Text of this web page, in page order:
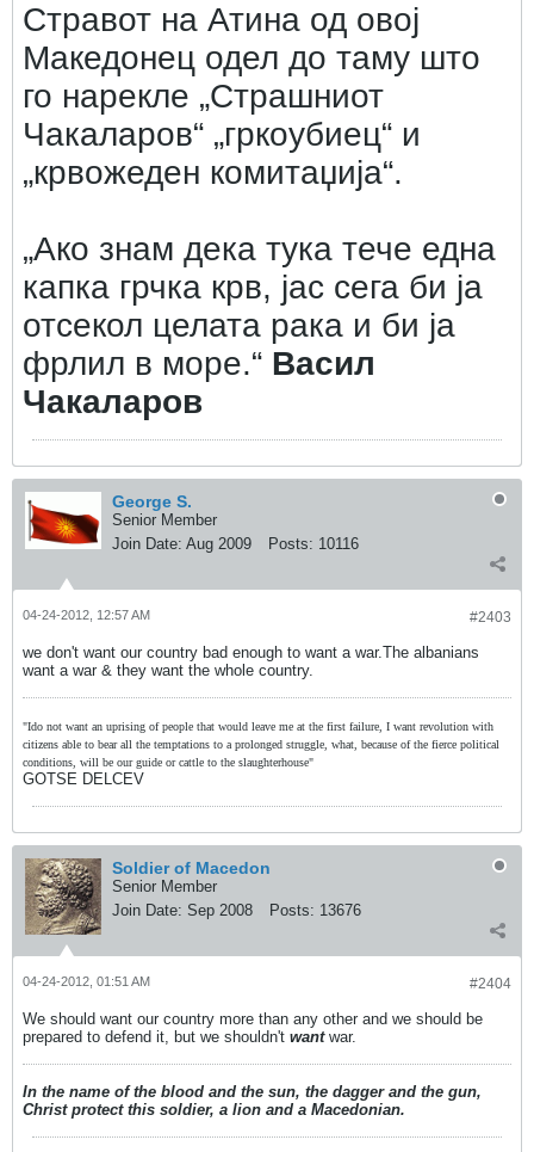
Стравот на Атина од овој
Македонец одел до таму што
го нарекле „Страшниот
Чакаларов“ „гркоубиец“ и
„крвожеден комитаџија“.
„Ако знам дека тука тече една
капка грчка крв, јас сега би ја
отсекол целата рака и би ја
фрлил в море.“ Васил
Чакаларов
George S.
Senior Member
Join Date: Aug 2009 Posts: 10116
#2403
04-24-2012, 12:57 AM
we don't want our country bad enough to want a war.The albanians
want a war & they want the whole country.
"Ido not want an uprising of people that would leave me at the first failure, I want revolution with
citizens able to bear all the temptations to a prolonged struggle, what, because of the fierce political
conditions, will be our guide or cattle to the slaughterhouse"
GOTSE DELCEV
Soldier of Macedon
Senior Member
Join Date: Sep 2008 Posts: 13676
#2404
04-24-2012, 01:51 AM
We should want our country more than any other and we should be
prepared to defend it, but we shouldn't wantwar.
In the name of the blood and the sun, the dagger and the gun,
Christ protect this soldier, a lion and a Macedonian.